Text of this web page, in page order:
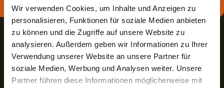
Wir verwenden Cookies, um Inhalte und Anzeigen zu
personalisieren, Funktionen für soziale Medien anbieten
zu können und die Zugriffe auf unsere Website zu
analysieren. Außerdem geben wir Informationen zu Ihrer
Verwendung unserer Website an unsere Partner für
soziale Medien, Werbung und Analysen weiter. Unsere
Partner führen diese Informationen möglicherweise mit